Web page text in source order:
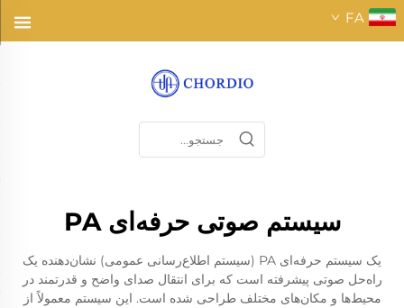
FA
سیستم صوتی حرفه‌ای PA
یک سیستم حرفه‌ای PA (سیستم اطلاع‌رسانی عمومی) نشان‌دهنده یک
راه‌حل صوتی پیشرفته است که برای انتقال صدای واضح و قدرتمند در
محیط‌ها و مکان‌های مختلف طراحی شده است. این سیستم معمولاً از